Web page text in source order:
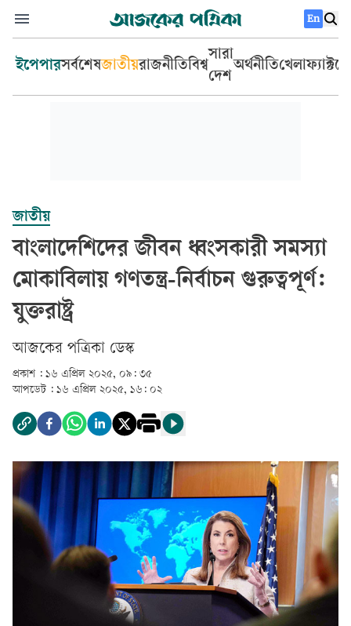
En
ইপেপারসর্বশেষজাতীয়রাজনীতিবিশ্ব
সারা
দেশ
অর্থনীতিখেলা
জাতীয়
বাংলাদেশিদের জীবন ধ্বংসকারী সমস্যা
মোকাবিলায় গণতন্ত্র-নির্বাচন গুরুত্বপূর্ণ:
যুক্তরাষ্ট্র
আজকের পত্রিকা ডেস্ক­
প্রকাশ : ১৬ এপ্রিল ২০২৫, ০৯: ৩৫
আপডেট : ১৬ এপ্রিল ২০২৫, ১৬: ০২